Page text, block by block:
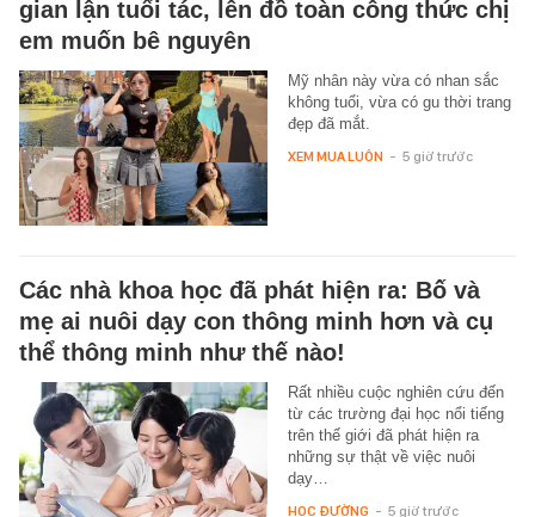
gian lận tuổi tác, lên đồ toàn công thức chị
em muốn bê nguyên
Mỹ nhân này vừa có nhan sắc
không tuổi, vừa có gu thời trang
đẹp đã mắt.
XEM MUA LUÔN - 5 giờ trước
Các nhà khoa học đã phát hiện ra: Bố và
mẹ ai nuôi dạy con thông minh hơn và cụ
thể thông minh như thế nào!
Rất nhiều cuộc nghiên cứu đến
từ các trường đại học nổi tiếng
trên thế giới đã phát hiện ra
những sự thật về việc nuôi
dạy…
HỌC ĐƯỜNG - 5 giờ trước